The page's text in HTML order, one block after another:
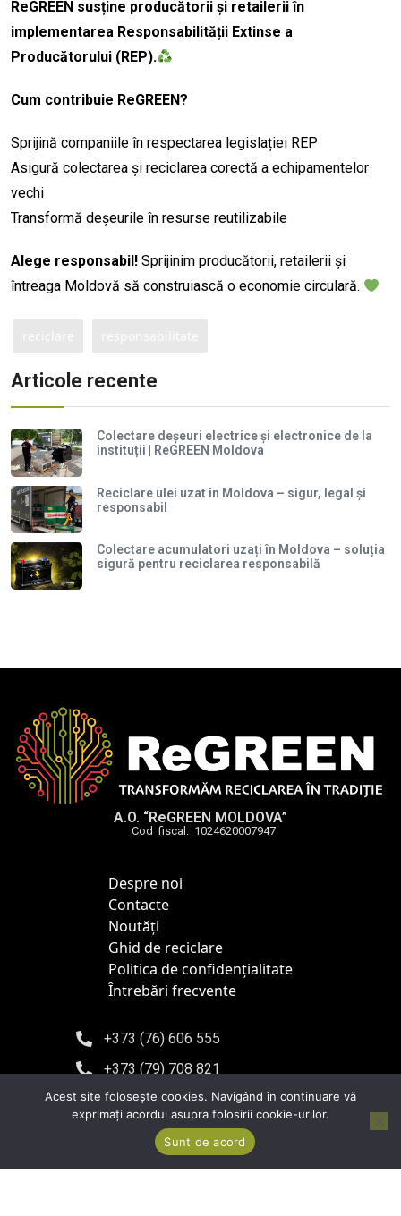
ReGREEN susține producătorii și retailerii în
implementarea Responsabilității Extinse a
Producătorului (REP).
Cum contribuie ReGREEN?
Sprijină companiile în respectarea legislației REP
Asigură colectarea și reciclarea corectă a echipamentelor
vechi
Transformă deșeurile în resurse reutilizabile
Alege responsabil! Sprijinim producătorii, retailerii și
întreaga Moldovă să construiască o economie circulară.
Articole recente
Colectare deșeuri electrice și electronice de la
instituții | ReGREEN Moldova
Reciclare ulei uzat în Moldova – sigur, legal și
responsabil
Colectare acumulatori uzați în Moldova – soluția
sigură pentru reciclarea responsabilă
A.O. “ReGREEN MOLDOVA”
Cod fiscal: 1024620007947
Despre noi
Contacte
Noutăți
Ghid de reciclare
Politica de confidențialitate
Întrebări frecvente
+373 (76) 606 555
+373 (79) 708 821
info@regreen.md
Chișinău, bd. Iuri Gagarin 10, of. 302
Acest site foloseşte cookies. Navigând în continuare vă
exprimaţi acordul asupra folosirii cookie-urilor.
Sunt de acord